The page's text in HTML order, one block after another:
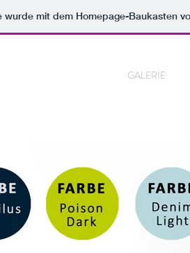
wurde mit dem Homepage-Baukasten
GALERIE